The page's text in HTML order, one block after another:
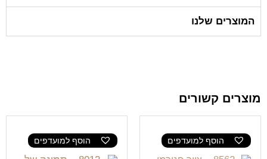
המוצרים שלנו
מוצרים קשורים
הוסף למועדפים הוסף למועדפים